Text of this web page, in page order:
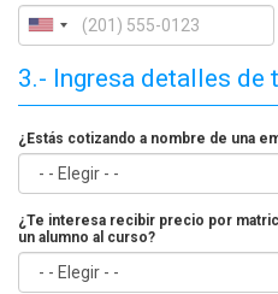
3.- Ingresa detalles de
¿Estás cotizando a nombre de una
¿Te interesa recibir precio por
un alumno al curso?